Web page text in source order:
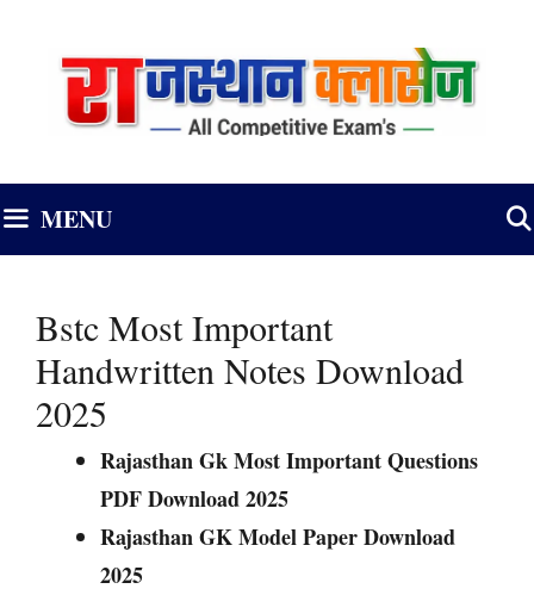
MENU
Bstc Most Important
Handwritten Notes Download
2025
Rajasthan Gk Most Important Questions
PDF Download 2025
Rajasthan GK Model Paper Download
2025